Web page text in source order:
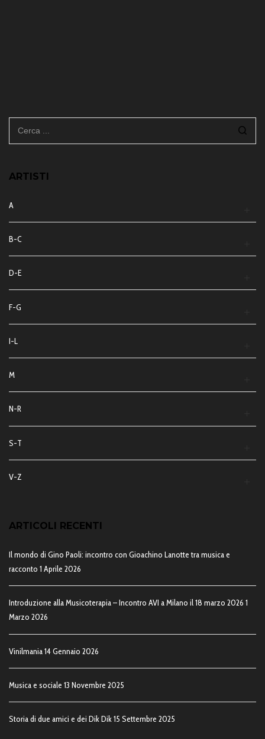
ARTISTI
A
B-C
D-E
F-G
I-L
M
N-R
S-T
V-Z
ARTICOLI RECENTI
Il mondo di Gino Paoli: incontro con Gioachino Lanotte tra musica e
racconto 1 Aprile 2026
Introduzione alla Musicoterapia – Incontro AVI a Milano il 18 marzo 2026 1
Marzo 2026
Vinilmania14 Gennaio 2026
Musica e sociale 13 Novembre 2025
Storia di due amici e dei Dik Dik15 Settembre 2025